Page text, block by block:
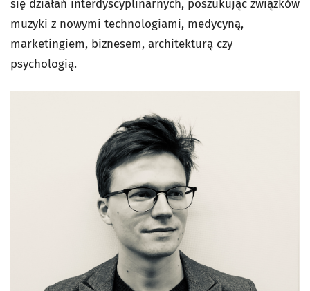
się działań interdyscyplinarnych, poszukując związków
muzyki z nowymi technologiami, medycyną,
marketingiem, biznesem, architekturą czy
psychologią.